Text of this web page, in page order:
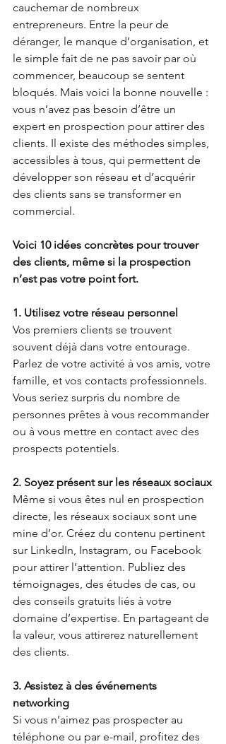
cauchemar de nombreux
entrepreneurs. Entre la peur de
déranger, le manque d’organisation, et
le simple fait de ne pas savoir par où
commencer, beaucoup se sentent
bloqués. Mais voici la bonne nouvelle :
vous n’avez pas besoin d’être un
expert en prospection pour attirer des
clients. Il existe des méthodes simples,
accessibles à tous, qui permettent de
développer son réseau et d’acquérir
des clients sans se transformer en
commercial.
Voici 10 idées concrètes pour trouver
des clients, même si la prospection
n’est pas votre point fort.
1. Utilisez votre réseau personnel
Vos premiers clients se trouvent
souvent déjà dans votre entourage.
Parlez de votre activité à vos amis, votre
famille, et vos contacts professionnels.
Vous seriez surpris du nombre de
personnes prêtes à vous recommander
ou à vous mettre en contact avec des
prospects potentiels.
2. Soyez présent sur les réseaux sociaux
Même si vous êtes nul en prospection
directe, les réseaux sociaux sont une
mine d’or. Créez du contenu pertinent
sur LinkedIn, Instagram, ou Facebook
pour attirer l’attention. Publiez des
témoignages, des études de cas, ou
des conseils gratuits liés à votre
domaine d’expertise. En partageant de
la valeur, vous attirerez naturellement
des clients.
3. Assistez à des événements
networking
Si vous n’aimez pas prospecter au
téléphone ou par e-mail, profitez des